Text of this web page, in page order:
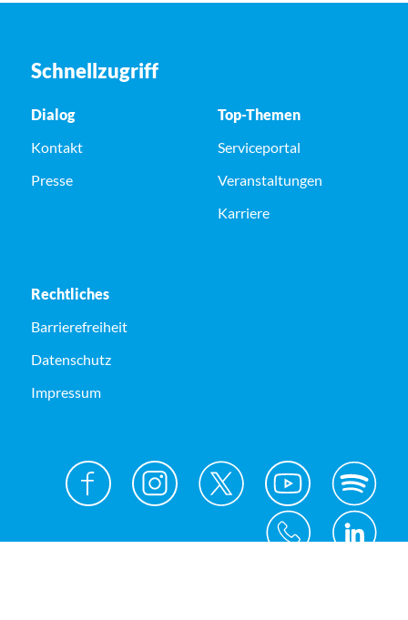
Schnellzugriff
Dialog
Kontakt
Presse
Top-Themen
Serviceportal
Veranstaltungen
Karriere
Rechtliches
Barrierefreiheit
Datenschutz
Impressum